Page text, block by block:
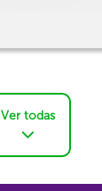
Ver todas